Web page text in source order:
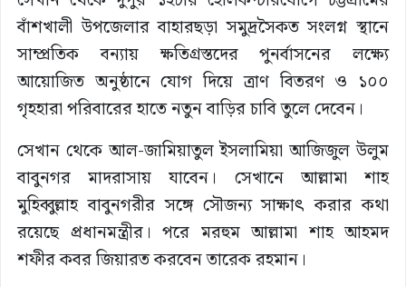
বাঁশখালী উপজেলার বাহারছড়া সমুদ্রসৈকত সংলগ্ন স্থানে
সাম্প্রতিক বন্যায় ক্ষতিগ্রস্তদের পুনর্বাসনের লক্ষ্যে
আয়োজিত অনুষ্ঠানে যোগ দিয়ে ত্রাণ বিতরণ ও ১০০
গৃহহারা পরিবারের হাতে নতুন বাড়ির চাবি তুলে দেবেন।
সেখান থেকে আল-জামিয়াতুল ইসলামিয়া আজিজুল উলুম
বাবুনগর মাদরাসায় যাবেন। সেখানে আল্লামা শাহ
মুহিব্বুল্লাহ বাবুনগরীর সঙ্গে সৌজন্য সাক্ষাৎ করার কথা
রয়েছে প্রধানমন্ত্রীর। পরে মরহুম আল্লামা শাহ আহমদ
শফীর কবর জিয়ারত করবেন তারেক রহমান।